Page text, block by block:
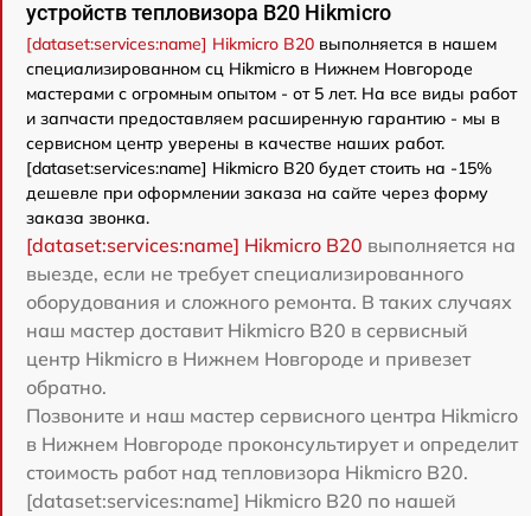
устройств тепловизора B20 Hikmicro
[dataset:services:name] Hikmicro B20 выполняется в нашем
специализированном сц Hikmicro в Нижнем Новгороде
мастерами с огромным опытом - от 5 лет. На все виды работ
и запчасти предоставляем расширенную гарантию - мы в
сервисном центр уверены в качестве наших работ.
[dataset:services:name] Hikmicro B20 будет стоить на -15%
дешевле при оформлении заказа на сайте через форму
заказа звонка.
[dataset:services:name] Hikmicro B20 выполняется на
выезде, если не требует специализированного
оборудования и сложного ремонта. В таких случаях
наш мастер доставит Hikmicro B20 в сервисный
центр Hikmicro в Нижнем Новгороде и привезет
обратно.
Позвоните и наш мастер сервисного центра Hikmicro
в Нижнем Новгороде проконсультирует и определит
стоимость работ над тепловизора Hikmicro B20.
[dataset:services:name] Hikmicro B20 по нашей